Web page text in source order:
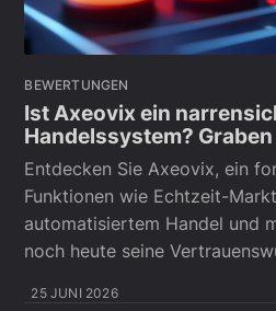
BEWERTUNGEN
Ist Axeovix ein
Handelssystem?
Entdecken Sie Axeovix, ein
Funktionen wie Echtzeit-
automatisiertem Handel und
noch heute seine
25 JUNI 2026